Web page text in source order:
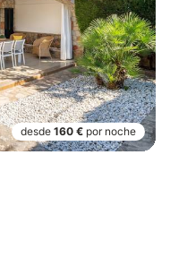
desde 160 € por noche